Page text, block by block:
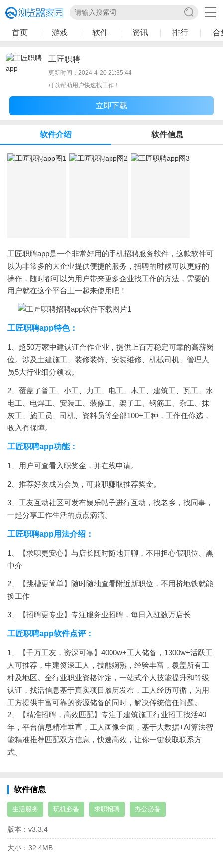
首页 游戏 软件 资讯 排行 合
工匠职聘
更新时间：2024-4-20 21:35:44
可以帮助用户快速找工作！
立即下载
软件介绍 软件信息
工匠职聘app是一个非常好用的手机招聘服务软件，这款软件可
以为非常多的大企业提供便捷的服务，招聘的时候可以更好的
操作，随时都可以为用户带来更多企业找工作的方法，需要的
用户就在这个平台上一起来使用吧！
工匠职聘app特色：
1、超50万家中建认证合作企业，提供上百万稳定可靠的高薪岗
位。涉及土建施工、装修装饰、安装维修、机械司机、管理人
员5大行业细分领域。
2、覆盖了普工、小工、力工、电工、木工、建筑工、瓦工、水
电工、电焊工、安装工、装修工、架子工、钢筋工、杂工、抹
灰工、施工员、司机、资料员等全部100+工种，工作任你选，
收入有保障。
工匠职聘app功能：
1、用户可查看入职奖金，并在线申请。
2、推荐好友成为会员，可兼职赚取推荐奖金。
3、工友互动社区可发布娱乐帖子进行互动，找老乡，找同事，
一起分享工作生活的点点滴滴。
工匠职聘app用法介绍：
1、【求职更安心】与店长随时随地开聊，不用担心假职位、黑
中介
2、【跳槽更简单】随时随地查看附近新职位，不用挤地铁就能
换工作
3、【招聘更专业】专注服务业招聘，每日入驻数万店长
工匠职聘app软件点评：
1、【千万工友，资深可靠】4000w+工人储备，1300w+活跃工
人可推荐，中建资深工人，技能娴熟，经验丰富，覆盖所有工
种及地区。全行业职业资格评定，一站式个人技能提升和等级
认证，找活信息基于真实项目履历发布，工人经历可循，为用
工方提供丰富可靠的资源储备的同时，解决传统信任问题。
2、【精准招聘，高效匹配】专注于建筑施工行业招工找活40
年，平台信息精准垂直，工人画像全面，基于大数据+AI算法智
能精准推荐匹配双方信息，快速高效，让你一键获取联系方
式。
软件信息
生活服务 玩机必备 求职招聘 办公必备
版本： v3.3.4
大小： 32.4MB